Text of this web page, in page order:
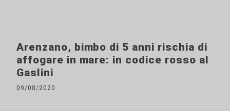
Arenzano, bimbo di 5 anni rischia di
affogare in mare: in codice rosso al
Gaslini
09/08/2020